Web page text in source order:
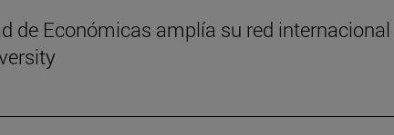
de Económicas amplía su red